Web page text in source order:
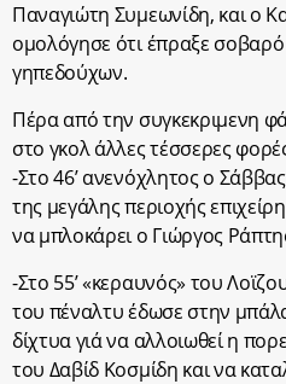
Παναγιώτη Συμεωνίδη, και ο
ομολόγησε ότι έπραξε
γηπεδούχων.
Πέρα από την συγκεκριμενη
στο γκολ άλλες τέσσερες
-Στο 46’ ανενόχλητος ο
της μεγάλης περιοχής
να μπλοκάρει ο Γιώργος
-Στο 55’ «κεραυνός» του
του πέναλτυ έδωσε στην
δίχτυα γιά να αλλοιωθεί η
του Δαβίδ Κοσμίδη και να